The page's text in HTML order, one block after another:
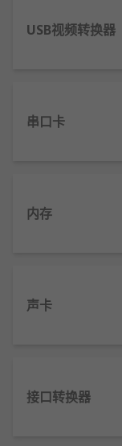
有关软件产品的
直接支持。
USB视频转换器
串口卡
内存
声卡
接口转换器